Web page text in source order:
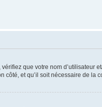
que votre nom d’utilisateur
côté, et qu’il soit nécessaire de la